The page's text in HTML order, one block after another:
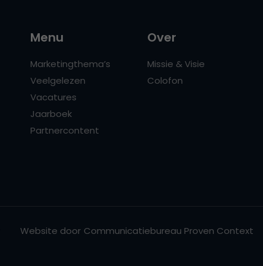
Menu
Marketingthema’s
Veelgelezen
Vacatures
Jaarboek
Partnercontent
Over
Missie & Visie
Colofon
Website door Communicatiebureau Proven Context